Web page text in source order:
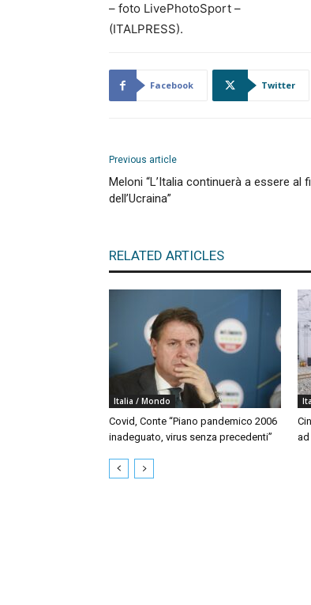
– foto LivePhotoSport –
(ITALPRESS).
Facebook Twitter
Previous article
Meloni “L’Italia continuerà a essere al
dell’Ucraina”
RELATED ARTICLES
Italia / Mondo
Covid, Conte “Piano pandemico 2006
inadeguato, virus senza precedenti”
ad